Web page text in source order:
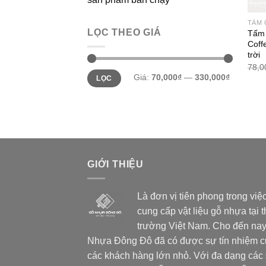
LỌC THEO GIÁ
Giá
thấp
nhất
Giá
cao
nhất
LỌC Giá: 70,000₫ — 330,000₫
TẤM
trời
GIỚI THIỆU
Là đơn vị tiên phong trong
cung cấp vật liệu gỗ nhựa tại
trường Việt Nam. Cho đến
Nhựa Đông Đô đã có được sự tín nhiệm
các khách hàng lớn nhỏ. Với đa dạng các